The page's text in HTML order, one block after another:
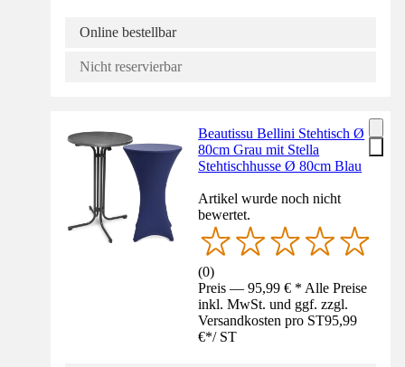
Online bestellbar
Nicht reservierbar
Beautissu Bellini Stehtisch Ø
80cm Grau mit Stella
Stehtischhusse Ø 80cm Blau
Artikel wurde noch nicht
bewertet.
(0)
Preis — 95,99 € * Alle Preise
inkl. MwSt. und ggf. zzgl.
Versandkosten pro ST95,99
€*/ ST